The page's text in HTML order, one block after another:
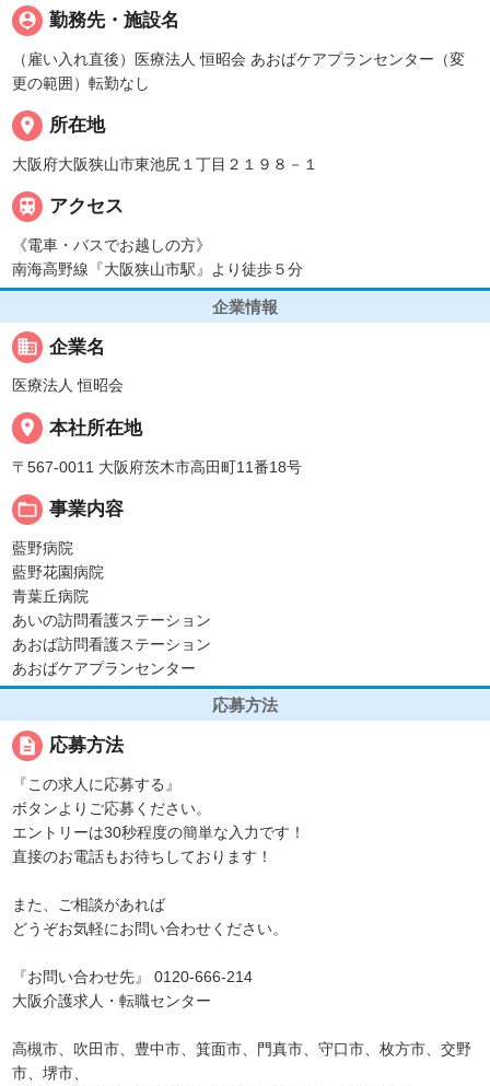
person_pin 勤務先・施設名
（雇い入れ直後）医療法人 恒昭会 あおばケアプランセンター（変
更の範囲）転勤なし
place 所在地
大阪府大阪狭山市東池尻１丁目２１９８－１
 アクセス
《電車・バスでお越しの方》
南海高野線『大阪狭山市駅』より徒歩５分
企業情報
business 企業名
医療法人 恒昭会
place 本社所在地
〒567-0011 大阪府茨木市高田町11番18号
folder_open 事業内容
藍野病院
藍野花園病院
青葉丘病院
あいの訪問看護ステーション
あおば訪問看護ステーション
あおばケアプランセンター
応募方法
description 応募方法
『この求人に応募する』
ボタンよりご応募ください。
エントリーは30秒程度の簡単な入力です！
直接のお電話もお待ちしております！
また、ご相談があれば
どうぞお気軽にお問い合わせください。
『お問い合わせ先』 0120-666-214
大阪介護求人・転職センター
高槻市、吹田市、豊中市、箕面市、門真市、守口市、枚方市、交野
市、堺市、